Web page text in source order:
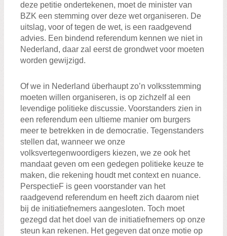
deze petitie ondertekenen, moet de minister van
BZK een stemming over deze wet organiseren. De
uitslag, voor of tegen de wet, is een raadgevend
advies. Een bindend referendum kennen we niet in
Nederland, daar zal eerst de grondwet voor moeten
worden gewijzigd.
Of we in Nederland überhaupt zo’n volksstemming
moeten willen organiseren, is op zichzelf al een
levendige politieke discussie. Voorstanders zien in
een referendum een ultieme manier om burgers
meer te betrekken in de democratie. Tegenstanders
stellen dat, wanneer we onze
volksvertegenwoordigers kiezen, we ze ook het
mandaat geven om een gedegen politieke keuze te
maken, die rekening houdt met context en nuance.
PerspectieF is geen voorstander van het
raadgevend referendum en heeft zich daarom niet
bij de initiatiefnemers aangesloten. Toch moet
gezegd dat het doel van de initiatiefnemers op onze
steun kan rekenen. Het gegeven dat onze motie op